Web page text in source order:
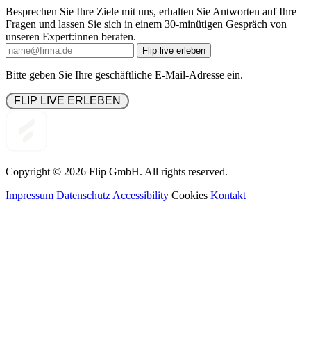
Besprechen Sie Ihre Ziele mit uns, erhalten Sie Antworten auf Ihre
Fragen und lassen Sie sich in einem 30-minütigen Gespräch von
unseren Expert:innen beraten.
Flip live erleben
Bitte geben Sie Ihre geschäftliche E-Mail-Adresse ein.
Copyright © 2026 Flip GmbH. All rights reserved.
Impressum DatenschutzAccessibility Cookies Kontakt